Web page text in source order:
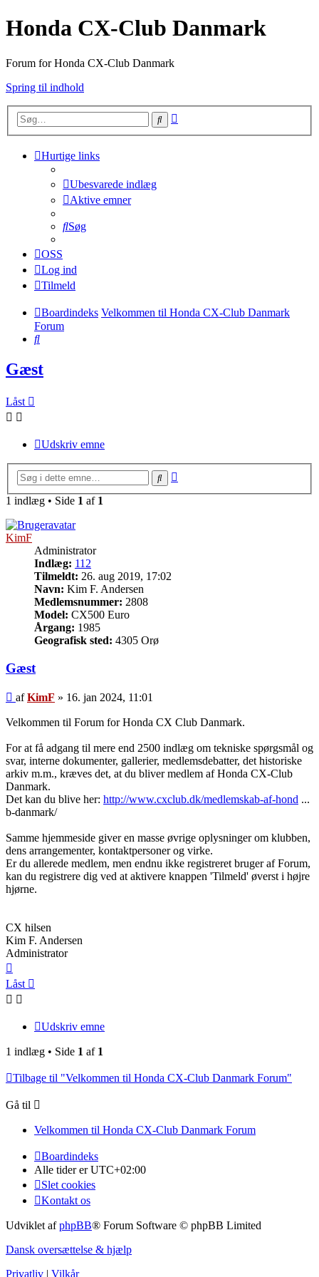
Honda CX-Club Danmark
Forum for Honda CX-Club Danmark
Spring til indhold
Søg
Hurtige links
Ubesvarede indlæg
Aktive emner
Søg
OSS
Log ind
Tilmeld
Boardindeks Velkommen til Honda CX-Club Danmark
Forum
Søg
Gæst
Låst
Udskriv emne
Søg
1 indlæg • Side 1 af 1
KimF
Administrator
Indlæg: 112
Tilmeldt: 26. aug 2019, 17:02
Navn: Kim F. Andersen
Medlemsnummer: 2808
Model: CX500 Euro
Årgang: 1985
Geografisk sted: 4305 Orø
Gæst
Indlæg
afKimF » 16. jan 2024, 11:01
Velkommen til Forum for Honda CX Club Danmark.
For at få adgang til mere end 2500 indlæg om tekniske spørgsmål og
svar, interne dokumenter, gallerier, medlemsdebatter, det historiske
arkiv m.m., kræves det, at du bliver medlem af Honda CX-Club
Danmark.
Det kan du blive her: http://www.cxclub.dk/medlemskab-af-hond ...
b-danmark/
Samme hjemmeside giver en masse øvrige oplysninger om klubben,
dens arrangementer, kontaktpersoner og virke.
Er du allerede medlem, men endnu ikke registreret bruger af Forum,
kan du registrere dig ved at aktivere knappen 'Tilmeld' øverst i højre
hjørne.
CX hilsen
Kim F. Andersen
Administrator
Låst
Udskriv emne
1 indlæg • Side 1 af 1
Tilbage til "Velkommen til Honda CX-Club Danmark Forum"
Gå til
Velkommen til Honda CX-Club Danmark Forum
Boardindeks
Alle tider erUTC+02:00
Slet cookies
Kontakt os
Udviklet afphpBB® Forum Software © phpBB Limited
Dansk oversættelse & hjælp
Privatliv | Vilkår